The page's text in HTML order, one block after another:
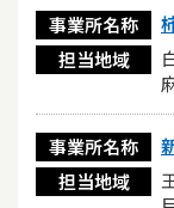
事業所名称
担当地域
事業所名称
担当地域